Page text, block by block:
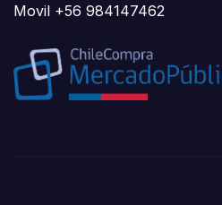
Movil +56 984147462